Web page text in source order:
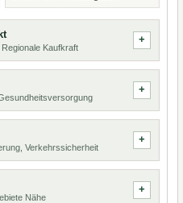
Kaufkraft
Verkehrssicherheit
Nähe